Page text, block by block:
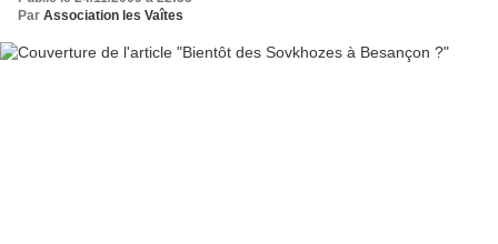
Par Association les Vaîtes